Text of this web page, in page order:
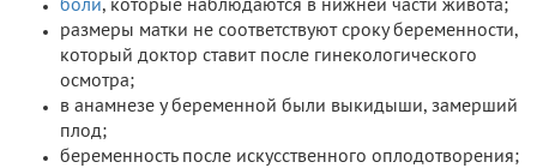
боли, которые наблюдаются в нижней части живота;
размеры матки не соответствуют сроку беременности,
который доктор ставит после гинекологического
осмотра;
в анамнезе у беременной были выкидыши, замерший
плод;
беременность после искусственного оплодотворения;